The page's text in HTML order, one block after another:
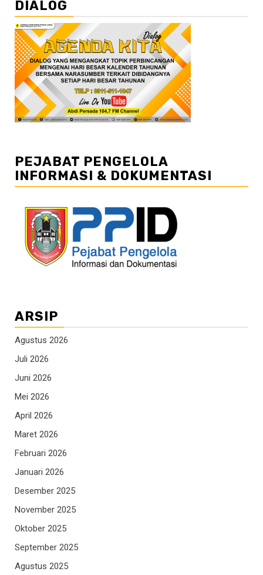
DIALOG
PEJABAT PENGELOLA
INFORMASI & DOKUMENTASI
ARSIP
Agustus 2026
Juli 2026
Juni 2026
Mei 2026
April 2026
Maret 2026
Februari 2026
Januari 2026
Desember 2025
November 2025
Oktober 2025
September 2025
Agustus 2025